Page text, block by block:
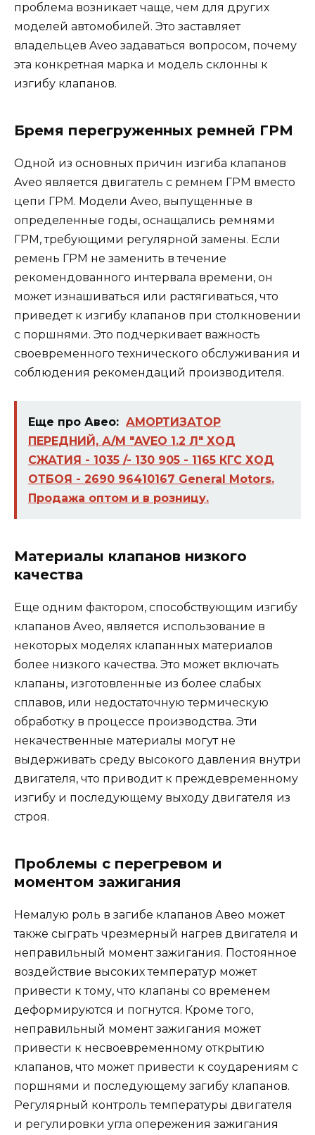
проблема возникает чаще, чем для других
моделей автомобилей. Это заставляет
владельцев Aveo задаваться вопросом, почему
эта конкретная марка и модель склонны к
изгибу клапанов.
Бремя перегруженных ремней ГРМ
Одной из основных причин изгиба клапанов
Aveo является двигатель с ремнем ГРМ вместо
цепи ГРМ. Модели Aveo, выпущенные в
определенные годы, оснащались ремнями
ГРМ, требующими регулярной замены. Если
ремень ГРМ не заменить в течение
рекомендованного интервала времени, он
может изнашиваться или растягиваться, что
приведет к изгибу клапанов при столкновении
с поршнями. Это подчеркивает важность
своевременного технического обслуживания и
соблюдения рекомендаций производителя.
Еще про Авео: АМОРТИЗАТОР
ПЕРЕДНИЙ, А/М "AVEO 1.2 Л" ХОД
СЖАТИЯ - 1035 /- 130 905 - 1165 КГС ХОД
ОТБОЯ - 2690 96410167 General Motors.
Продажа оптом и в розницу.
Материалы клапанов низкого
качества
Еще одним фактором, способствующим изгибу
клапанов Aveo, является использование в
некоторых моделях клапанных материалов
более низкого качества. Это может включать
клапаны, изготовленные из более слабых
сплавов, или недостаточную термическую
обработку в процессе производства. Эти
некачественные материалы могут не
выдерживать среду высокого давления внутри
двигателя, что приводит к преждевременному
изгибу и последующему выходу двигателя из
строя.
Проблемы с перегревом и
моментом зажигания
Немалую роль в загибе клапанов Авео может
также сыграть чрезмерный нагрев двигателя и
неправильный момент зажигания. Постоянное
воздействие высоких температур может
привести к тому, что клапаны со временем
деформируются и погнутся. Кроме того,
неправильный момент зажигания может
привести к несвоевременному открытию
клапанов, что может привести к соударениям с
поршнями и последующему загибу клапанов.
Регулярный контроль температуры двигателя
и регулировки угла опережения зажигания